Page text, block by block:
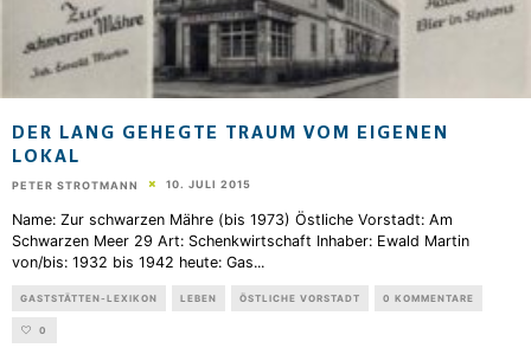
DER LANG GEHEGTE TRAUM VOM EIGENEN
LOKAL
PETER STROTMANN 10. JULI 2015
Name: Zur schwarzen Mähre (bis 1973) Östliche Vorstadt: Am
Schwarzen Meer 29 Art: Schenkwirtschaft Inhaber: Ewald Martin
von/bis: 1932 bis 1942 heute: Gas...
GASTSTÄTTEN-LEXIKON LEBEN ÖSTLICHE VORSTADT 0 KOMMENTARE
0